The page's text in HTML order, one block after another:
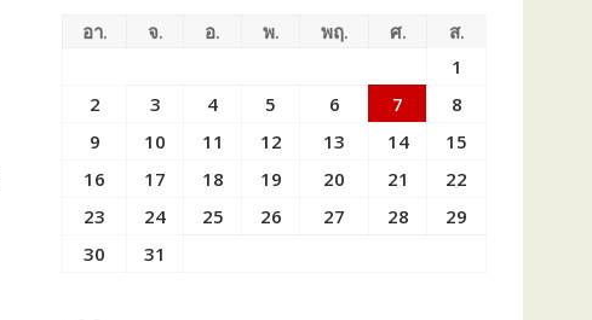
อา. จ. อ. พ. พฤ. ศ.
ส.
1
2
3 4 5 6 7
8
9
10 11 12 13 14
15
16
17 18 19 20 21
22
23
24 25 26 27 28
29
30
31